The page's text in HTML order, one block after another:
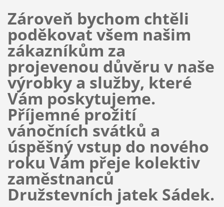
Zároveň bychom chtěli
poděkovat všem našim
zákazníkům za
projevenou důvěru v naše
výrobky a služby, které
Vám poskytujeme.
Příjemné prožití
vánočních svátků a
úspěšný vstup do nového
roku Vám přeje kolektiv
zaměstnanců
Družstevních jatek Sádek.